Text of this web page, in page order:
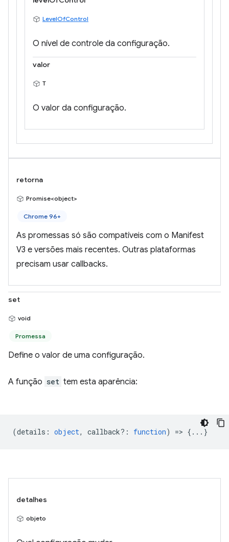
LevelOfControl
O nível de controle da configuração.
valor
T
O valor da configuração.
retorna
Promise<object>
Chrome 96+
As promessas só são compatíveis com o Manifest
V3 e versões mais recentes. Outras plataformas
precisam usar callbacks.
set
void
Promessa
Define o valor de uma configuração.
A função set tem esta aparência:
(details : object, callback? : function) => {...}
detalhes
objeto